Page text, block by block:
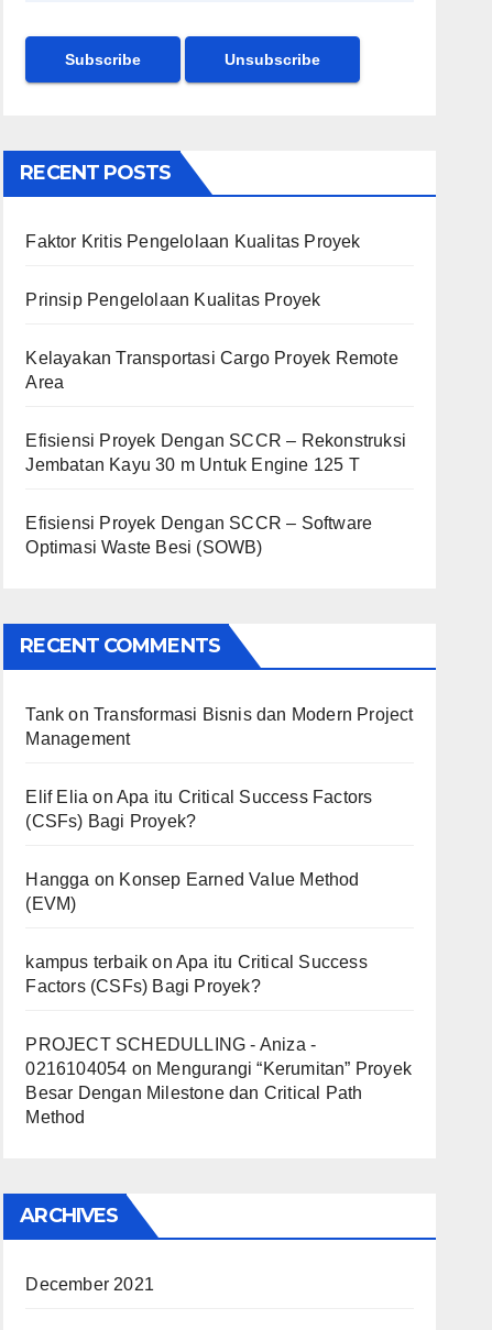
RECENT POSTS
Faktor Kritis Pengelolaan Kualitas Proyek
Prinsip Pengelolaan Kualitas Proyek
Kelayakan Transportasi Cargo Proyek Remote
Area
Efisiensi Proyek Dengan SCCR – Rekonstruksi
Jembatan Kayu 30 m Untuk Engine 125 T
Efisiensi Proyek Dengan SCCR – Software
Optimasi Waste Besi (SOWB)
RECENT COMMENTS
Tank on Transformasi Bisnis dan Modern Project
Management
Elif Elia on Apa itu Critical Success Factors
(CSFs) Bagi Proyek?
Hangga on Konsep Earned Value Method
(EVM)
kampus terbaik on Apa itu Critical Success
Factors (CSFs) Bagi Proyek?
PROJECT SCHEDULLING - Aniza -
0216104054 on Mengurangi “Kerumitan” Proyek
Besar Dengan Milestone dan Critical Path
Method
ARCHIVES
December 2021